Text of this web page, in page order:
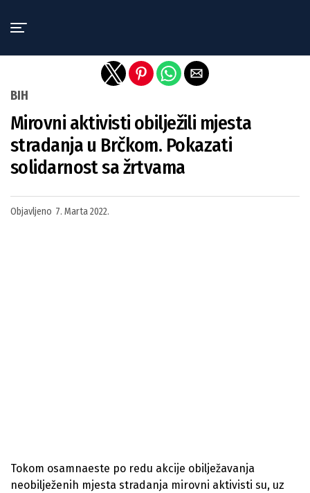
BIH
Mirovni aktivisti obilježili mjesta
stradanja u Brčkom. Pokazati
solidarnost sa žrtvama
Objavljeno 7. Marta 2022.
Tokom osamnaeste po redu akcije obilježavanja
neobilježenih mjesta stradanja mirovni aktivisti su, uz